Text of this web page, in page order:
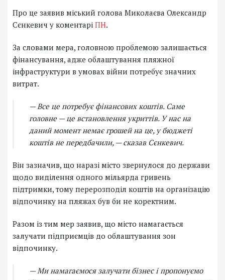
Про це заявив міський голова Миколаєва Олександр
Сєнкевич у коментарі ПН.
За словами мера, головною проблемою залишається
фінансування, адже облаштування пляжної
інфраструктури в умовах війни потребує значних
витрат.
— Все це потребує фінансових коштів. Саме
головне — це встановлення укриттів. У нас на
даний момент немає грошей на це, у бюджеті
коштів не передбачили, — сказав Сєнкевич.
Він зазначив, що наразі місто звернулося до держави
щодо виділення одного мільярда гривень
підтримки, тому перерозподіл коштів на організацію
відпочинку на пляжах був би не коректним.
Разом із тим мер заявив, що місто намагається
залучати підприємців до облаштування зон
відпочинку.
— Ми намагаємося залучати бізнес і пропонуємо